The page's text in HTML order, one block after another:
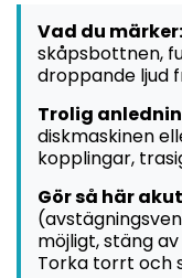
Vad du märker:
skåpsbottnen,
droppande ljud
Trolig
diskmaskinen
kopplingar,
Gör så här
möjligt, stäng
Torka torrt och